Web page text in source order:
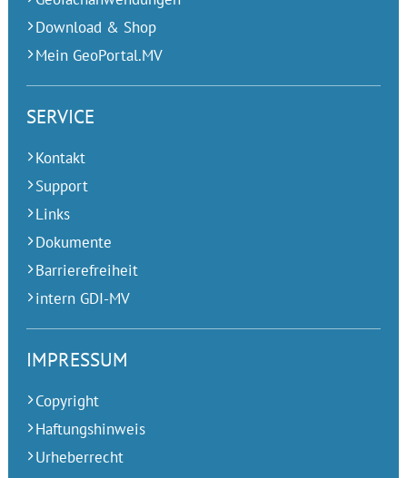
Download & Shop
Mein GeoPortal.MV
SERVICE
Kontakt
Support
Links
Dokumente
Barrierefreiheit
intern GDI-MV
IMPRESSUM
Copyright
Haftungshinweis
Urheberrecht